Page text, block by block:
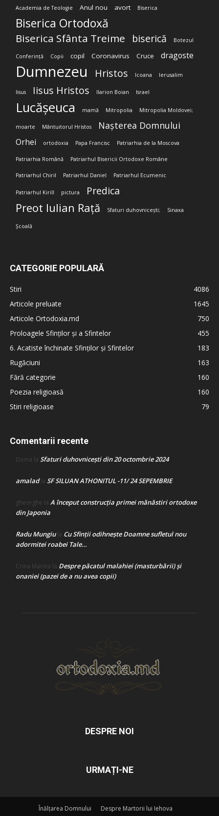
Academia de Teologie Anul nou avort Biserica
Biserica Ortodoxă
Biserica Sfânta Treime biserică Botezul
Conferință Copii copil Coronavirus Cruce dragoste
Dumnezeu Hristos Icoana Ierusalim
Iisus Iisus Hristos Ilarion Boian Israel
Lucășeuca mamă Mitropolia Mitropolia Moldovei;
moarte Mântuitorul Hristos Nașterea Domnului
Orhei ortodoxia Papa Francisc Patriarhia de la Moscova
Patriarhia Română Patriarhul Bisericii Ortodoxe Române
Patriarhul Chiril Patriarhul Daniel Patriarhul Ecumenic
Patriarhul Kirill pictura Predica
Preot Iulian Rață Sfaturi duhovnicești; Sinaxa
Școală
CATEGORIE POPULARĂ
Stiri
4086
Articole preluate
1645
Articole Ortodoxia.md
750
Proloagele Sfinților și a Sfintelor
455
6. Acatiste închinate Sfinților și Sfintelor
183
Rugăciuni
163
Fără categorie
160
Poezia religioasă
160
Stiri religioase
79
Comentarii recente
Doina la Sfaturi duhovnicești din 20 octombrie 2024
amaladla SF SILUAN ATHONITUL -11/ 24 SEPEMBRIE
gheorghe la A început construcţia primei mănăstiri ortodoxe
din Japonia
Radu Mungiula Cu Sfinții odihnește Doamne sufletul nou
adormitei roabei Tale…
Crina Marina la Despre păcatul malahiei (masturbării) şi
onaniei (pazei de a nu avea copii)
DESPRE NOI
URMAȚI-NE
Înălțarea Domnului
Despre Martorii lui Iehova